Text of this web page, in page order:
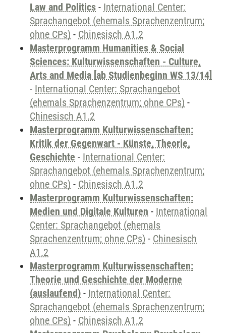
Law and Politics - International Center:
Sprachangebot (ehemals Sprachenzentrum;
ohne CPs) - Chinesisch A1.2
Masterprogramm Humanities & Social
Sciences: Kulturwissenschaften - Culture,
Arts and Media [ab Studienbeginn WS 13/14]
- International Center: Sprachangebot
(ehemals Sprachenzentrum; ohne CPs) -
Chinesisch A1.2
Masterprogramm Kulturwissenschaften:
Kritik der Gegenwart - Künste, Theorie,
Geschichte - International Center:
Sprachangebot (ehemals Sprachenzentrum;
ohne CPs) - Chinesisch A1.2
Masterprogramm Kulturwissenschaften:
Medien und Digitale Kulturen - International
Center: Sprachangebot (ehemals
Sprachenzentrum; ohne CPs) - Chinesisch
A1.2
Masterprogramm Kulturwissenschaften:
Theorie und Geschichte der Moderne
(auslaufend) - International Center:
Sprachangebot (ehemals Sprachenzentrum;
ohne CPs) - Chinesisch A1.2